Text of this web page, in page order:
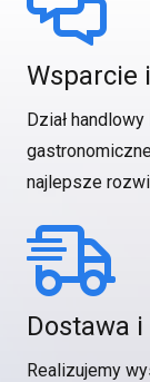
Wsparcie
Dział
najlepsze
Dostawa i
Realizujemy